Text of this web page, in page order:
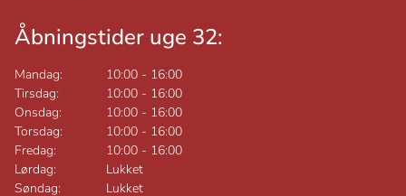
Åbningstider uge 32:
Mandag: 10:00 - 16:00
Tirsdag:
10:00 - 16:00
Onsdag:
10:00 - 16:00
Torsdag:
10:00 - 16:00
Fredag:
10:00 - 16:00
Lørdag:
Lukket
Søndag:
Lukket